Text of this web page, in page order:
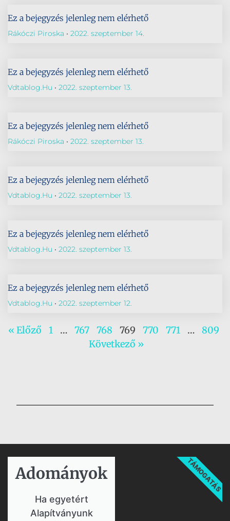
Ez a bejegyzés jelenleg nem elérhető
Rákóczi Piroska 2022. szeptember 14.
Ez a bejegyzés jelenleg nem elérhető
Vdtablog.hu 2022. szeptember 13.
Ez a bejegyzés jelenleg nem elérhető
Rákóczi Piroska 2022. szeptember 13.
Ez a bejegyzés jelenleg nem elérhető
Vdtablog.hu 2022. szeptember 13.
Ez a bejegyzés jelenleg nem elérhető
Vdtablog.hu 2022. szeptember 13.
Ez a bejegyzés jelenleg nem elérhető
Vdtablog.hu 2022. szeptember 12.
« Előző 1 … 767 768 769 770 771 …
809
Következő »
Adományok​
Ha egyetért
Alapítványunk
TÁMOGATÁS